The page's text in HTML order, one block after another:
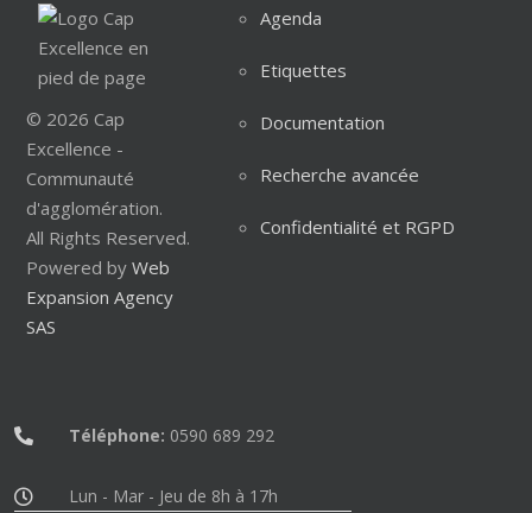
© 2026 Cap
Excellence -
Communauté
d'agglomération.
All Rights Reserved.
Powered by Web
Expansion Agency
SAS
Agenda
Etiquettes
Documentation
Recherche avancée
Confidentialité et RGPD
Téléphone: 0590 689 292
Lun - Mar - Jeu de 8h à 17h